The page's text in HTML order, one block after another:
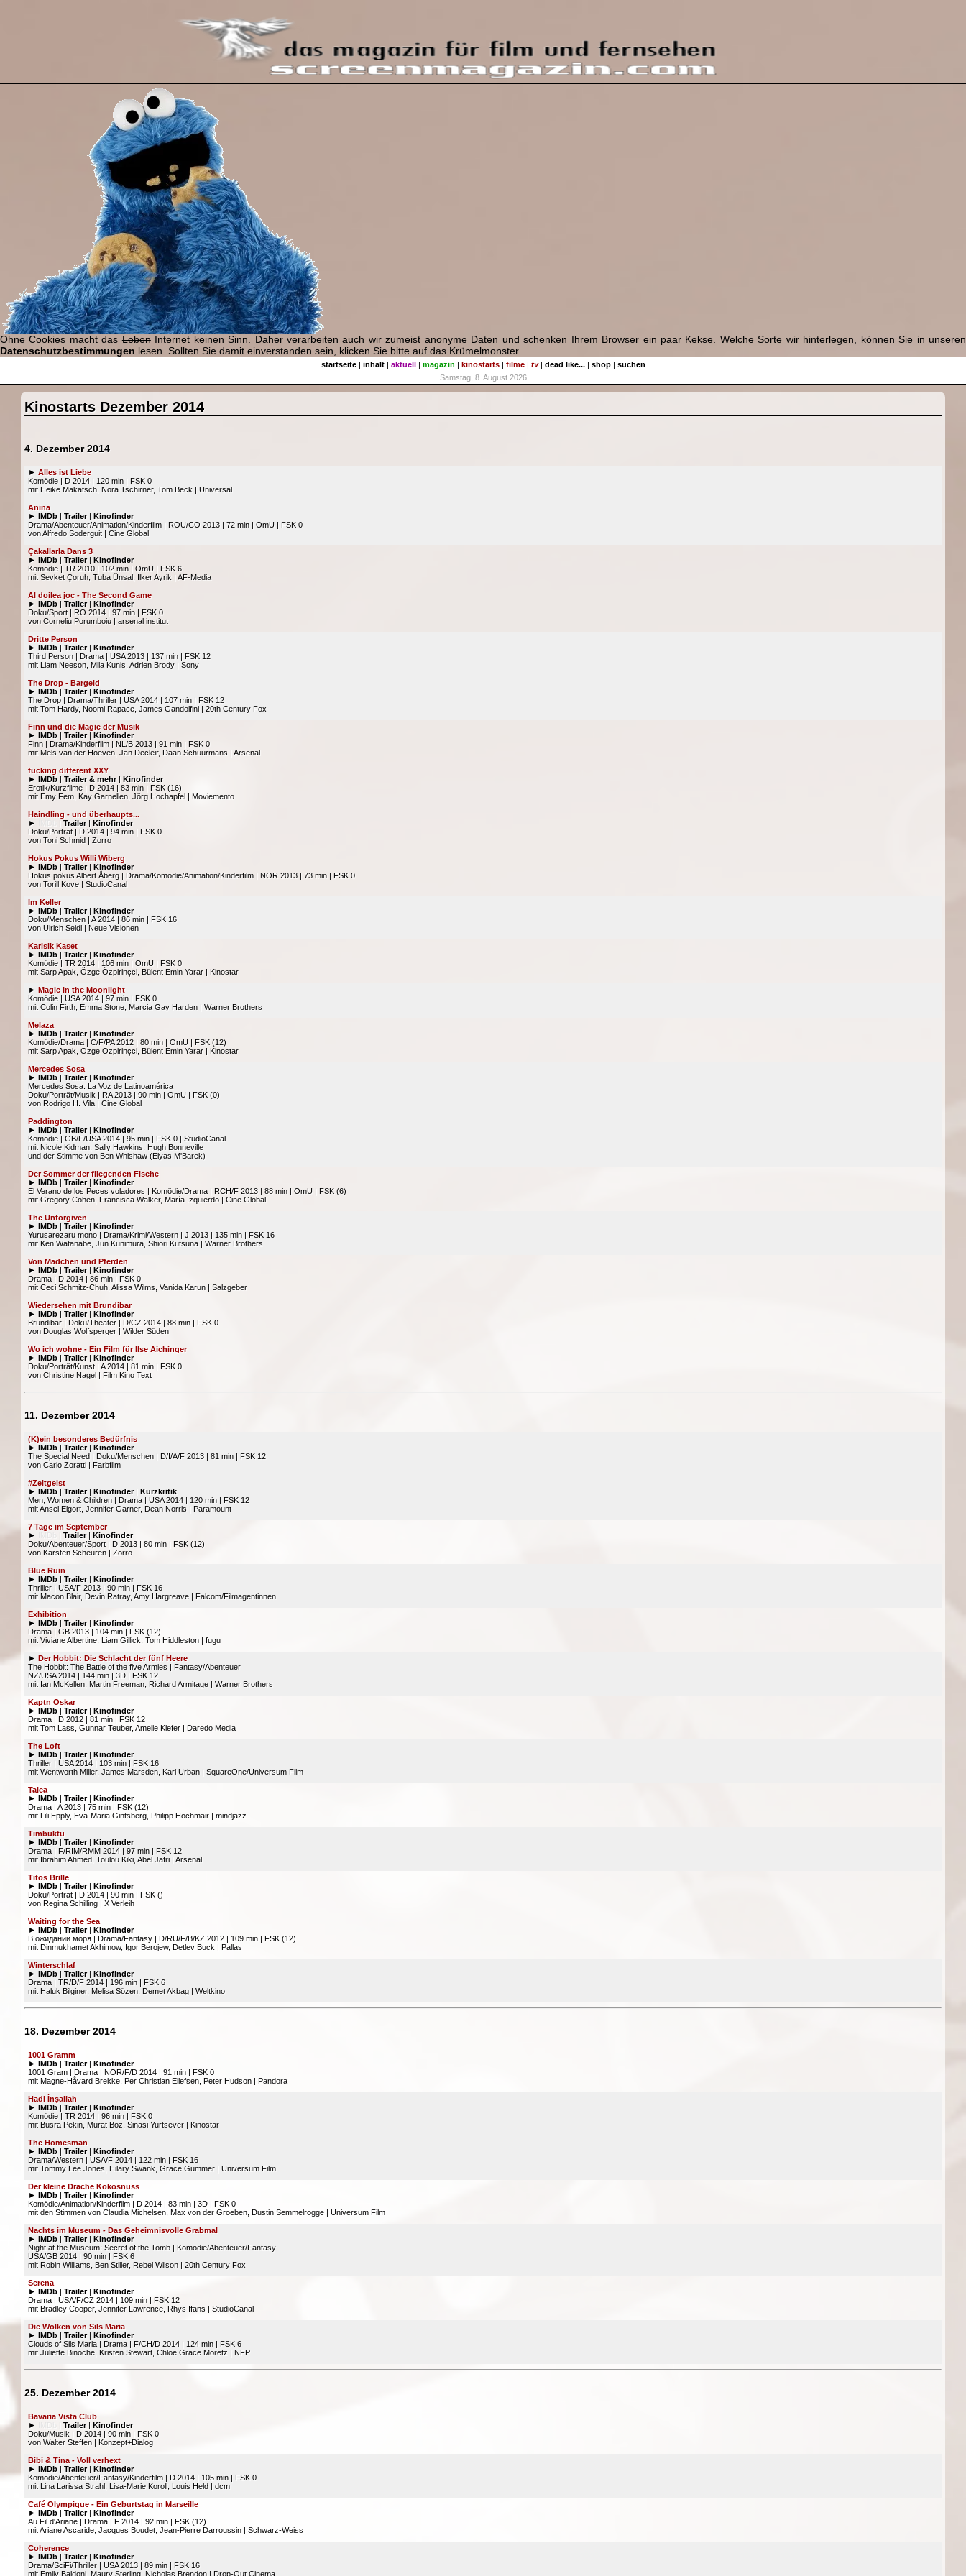
startseite| inhalt| aktuell| magazin | kinostarts| filme| tv| dead like...| shop| suchen
Samstag, 8. August 2026
Kinostarts Dezember 2014
4. Dezember 2014
► Alles ist Liebe
Komödie | D 2014 | 120 min | FSK 0
mit Heike Makatsch, Nora Tschirner, Tom Beck | Universal
Anina
► IMDb| Trailer| Kinofinder
Drama/Abenteuer/Animation/Kinderfilm | ROU/CO 2013 | 72 min | OmU | FSK 0
von Alfredo Soderguit | Cine Global
Çakallarla Dans 3
► IMDb| Trailer| Kinofinder
Komödie | TR 2010 | 102 min | OmU | FSK 6
mit Sevket Çoruh, Tuba Ünsal, Ilker Ayrik | AF-Media
Al doilea joc - The Second Game
► IMDb| Trailer| Kinofinder
Doku/Sport | RO 2014 | 97 min | FSK 0
von Corneliu Porumboiu | arsenal institut
Dritte Person
► IMDb| Trailer| Kinofinder
Third Person | Drama | USA 2013 | 137 min | FSK 12
mit Liam Neeson, Mila Kunis, Adrien Brody | Sony
The Drop - Bargeld
► IMDb| Trailer| Kinofinder
The Drop | Drama/Thriller | USA 2014 | 107 min | FSK 12
mit Tom Hardy, Noomi Rapace, James Gandolfini | 20th Century Fox
Finn und die Magie der Musik
► IMDb| Trailer| Kinofinder
Finn | Drama/Kinderfilm | NL/B 2013 | 91 min | FSK 0
mit Mels van der Hoeven, Jan Decleir, Daan Schuurmans | Arsenal
fucking different XXY
► IMDb| Trailer & mehr| Kinofinder
Erotik/Kurzfilme | D 2014 | 83 min | FSK (16)
mit Emy Fem, Kay Garnellen, Jörg Hochapfel | Moviemento
Haindling - und überhaupts...
►
| Trailer| Kinofinder
Doku/Porträt | D 2014 | 94 min | FSK 0
von Toni Schmid | Zorro
Hokus Pokus Willi Wiberg
► IMDb| Trailer| Kinofinder
Hokus pokus Albert Åberg | Drama/Komödie/Animation/Kinderfilm | NOR 2013 | 73 min | FSK 0
von Torill Kove | StudioCanal
Im Keller
► IMDb| Trailer| Kinofinder
Doku/Menschen | A 2014 | 86 min | FSK 16
von Ulrich Seidl | Neue Visionen
Karisik Kaset
► IMDb| Trailer| Kinofinder
Komödie | TR 2014 | 106 min | OmU | FSK 0
mit Sarp Apak, Özge Özpirinçci, Bülent Emin Yarar | Kinostar
► Magic in the Moonlight
Komödie | USA 2014 | 97 min | FSK 0
mit Colin Firth, Emma Stone, Marcia Gay Harden | Warner Brothers
Melaza
► IMDb| Trailer| Kinofinder
Komödie/Drama | C/F/PA 2012 | 80 min | OmU | FSK (12)
mit Sarp Apak, Özge Özpirinçci, Bülent Emin Yarar | Kinostar
Mercedes Sosa
► IMDb| Trailer| Kinofinder
Mercedes Sosa: La Voz de Latinoamérica
Doku/Porträt/Musik | RA 2013 | 90 min | OmU | FSK (0)
von Rodrigo H. Vila | Cine Global
Paddington
► IMDb| Trailer| Kinofinder
Komödie | GB/F/USA 2014 | 95 min | FSK 0 | StudioCanal
mit Nicole Kidman, Sally Hawkins, Hugh Bonneville
und der Stimme von Ben Whishaw (Elyas M'Barek)
Der Sommer der fliegenden Fische
► IMDb| Trailer| Kinofinder
El Verano de los Peces voladores | Komödie/Drama | RCH/F 2013 | 88 min | OmU | FSK (6)
mit Gregory Cohen, Francisca Walker, María Izquierdo | Cine Global
The Unforgiven
► IMDb| Trailer| Kinofinder
Yurusarezaru mono | Drama/Krimi/Western | J 2013 | 135 min | FSK 16
mit Ken Watanabe, Jun Kunimura, Shiori Kutsuna | Warner Brothers
Von Mädchen und Pferden
► IMDb| Trailer| Kinofinder
Drama | D 2014 | 86 min | FSK 0
mit Ceci Schmitz-Chuh, Alissa Wilms, Vanida Karun | Salzgeber
Wiedersehen mit Brundibar
► IMDb| Trailer| Kinofinder
Brundibar | Doku/Theater | D/CZ 2014 | 88 min | FSK 0
von Douglas Wolfsperger | Wilder Süden
Wo ich wohne - Ein Film für Ilse Aichinger
► IMDb| Trailer| Kinofinder
Doku/Porträt/Kunst | A 2014 | 81 min | FSK 0
von Christine Nagel | Film Kino Text
11. Dezember 2014
(K)ein besonderes Bedürfnis
► IMDb| Trailer| Kinofinder
The Special Need | Doku/Menschen | D/I/A/F 2013 | 81 min | FSK 12
von Carlo Zoratti | Farbfilm
#Zeitgeist
► IMDb| Trailer| Kinofinder| Kurzkritik
Men, Women & Children | Drama | USA 2014 | 120 min | FSK 12
mit Ansel Elgort, Jennifer Garner, Dean Norris | Paramount
7 Tage im September
►
| Trailer| Kinofinder
Doku/Abenteuer/Sport | D 2013 | 80 min | FSK (12)
von Karsten Scheuren | Zorro
Blue Ruin
► IMDb| Trailer| Kinofinder
Thriller | USA/F 2013 | 90 min | FSK 16
mit Macon Blair, Devin Ratray, Amy Hargreave | Falcom/Filmagentinnen
Exhibition
► IMDb| Trailer| Kinofinder
Drama | GB 2013 | 104 min | FSK (12)
mit Viviane Albertine, Liam Gillick, Tom Hiddleston | fugu
► Der Hobbit: Die Schlacht der fünf Heere
The Hobbit: The Battle of the five Armies | Fantasy/Abenteuer
NZ/USA 2014 | 144 min | 3D | FSK 12
mit Ian McKellen, Martin Freeman, Richard Armitage | Warner Brothers
Kaptn Oskar
► IMDb| Trailer| Kinofinder
Drama | D 2012 | 81 min | FSK 12
mit Tom Lass, Gunnar Teuber, Amelie Kiefer | Daredo Media
The Loft
► IMDb| Trailer| Kinofinder
Thriller | USA 2014 | 103 min | FSK 16
mit Wentworth Miller, James Marsden, Karl Urban | SquareOne/Universum Film
Talea
► IMDb| Trailer| Kinofinder
Drama | A 2013 | 75 min | FSK (12)
mit Lili Epply, Eva-Maria Gintsberg, Philipp Hochmair | mindjazz
Timbuktu
► IMDb| Trailer| Kinofinder
Drama | F/RIM/RMM 2014 | 97 min | FSK 12
mit Ibrahim Ahmed, Toulou Kiki, Abel Jafri | Arsenal
Titos Brille
► IMDb| Trailer| Kinofinder
Doku/Porträt | D 2014 | 90 min | FSK ()
von Regina Schilling | X Verleih
Waiting for the Sea
► IMDb| Trailer| Kinofinder
В ожидании моря | Drama/Fantasy | D/RU/F/B/KZ 2012 | 109 min | FSK (12)
mit Dinmukhamet Akhimow, Igor Berojew, Detlev Buck | Pallas
Winterschlaf
► IMDb| Trailer| Kinofinder
Drama | TR/D/F 2014 | 196 min | FSK 6
mit Haluk Bilginer, Melisa Sözen, Demet Akbag | Weltkino
18. Dezember 2014
1001 Gramm
► IMDb| Trailer| Kinofinder
1001 Gram | Drama | NOR/F/D 2014 | 91 min | FSK 0
mit Magne-Håvard Brekke, Per Christian Ellefsen, Peter Hudson | Pandora
Hadi İnşallah
► IMDb| Trailer| Kinofinder
Komödie | TR 2014 | 96 min | FSK 0
mit Büsra Pekin, Murat Boz, Sinasi Yurtsever | Kinostar
The Homesman
► IMDb| Trailer| Kinofinder
Drama/Western | USA/F 2014 | 122 min | FSK 16
mit Tommy Lee Jones, Hilary Swank, Grace Gummer | Universum Film
Der kleine Drache Kokosnuss
► IMDb| Trailer| Kinofinder
Komödie/Animation/Kinderfilm | D 2014 | 83 min | 3D | FSK 0
mit den Stimmen von Claudia Michelsen, Max von der Groeben, Dustin Semmelrogge | Universum Film
Nachts im Museum - Das Geheimnisvolle Grabmal
► IMDb| Trailer| Kinofinder
Night at the Museum: Secret of the Tomb | Komödie/Abenteuer/Fantasy
USA/GB 2014 | 90 min | FSK 6
mit Robin Williams, Ben Stiller, Rebel Wilson | 20th Century Fox
Serena
► IMDb| Trailer| Kinofinder
Drama | USA/F/CZ 2014 | 109 min | FSK 12
mit Bradley Cooper, Jennifer Lawrence, Rhys Ifans | StudioCanal
Die Wolken von Sils Maria
► IMDb| Trailer| Kinofinder
Clouds of Sils Maria | Drama | F/CH/D 2014 | 124 min | FSK 6
mit Juliette Binoche, Kristen Stewart, Chloë Grace Moretz | NFP
25. Dezember 2014
Bavaria Vista Club
►
| Trailer| Kinofinder
Doku/Musik | D 2014 | 90 min | FSK 0
von Walter Steffen | Konzept+Dialog
Bibi & Tina - Voll verhext
► IMDb| Trailer| Kinofinder
Komödie/Abenteuer/Fantasy/Kinderfilm | D 2014 | 105 min | FSK 0
mit Lina Larissa Strahl, Lisa-Marie Koroll, Louis Held | dcm
Café Olympique - Ein Geburtstag in Marseille
► IMDb| Trailer| Kinofinder
Au Fil d'Ariane | Drama | F 2014 | 92 min | FSK (12)
mit Ariane Ascaride, Jacques Boudet, Jean-Pierre Darroussin | Schwarz-Weiss
Coherence
► IMDb| Trailer| Kinofinder
Drama/SciFi/Thriller | USA 2013 | 89 min | FSK 16
mit Emily Baldoni, Maury Sterling, Nicholas Brendon | Drop-Out Cinema
Ohne Cookies macht dasLebenInternet keinen Sinn. Daher verarbeiten auch wir zumeist anonyme Daten und schenken Ihrem Browser ein paar Kekse. Welche Sorte wir hinterlegen, können Sie in unseren
Datenschutzbestimmungen lesen. Sollten Sie damit einverstanden sein, klicken Sie bitte auf das Krümelmonster...